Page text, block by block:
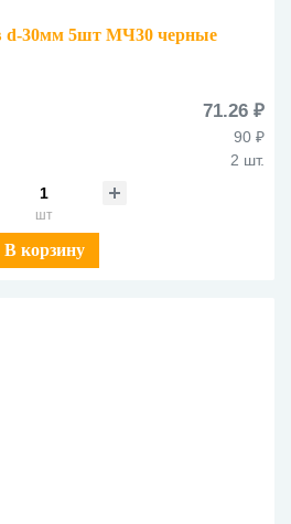
d-30мм 5шт МЧ30 черные
71.26 ₽
90 ₽
2 шт.
шт
В корзину